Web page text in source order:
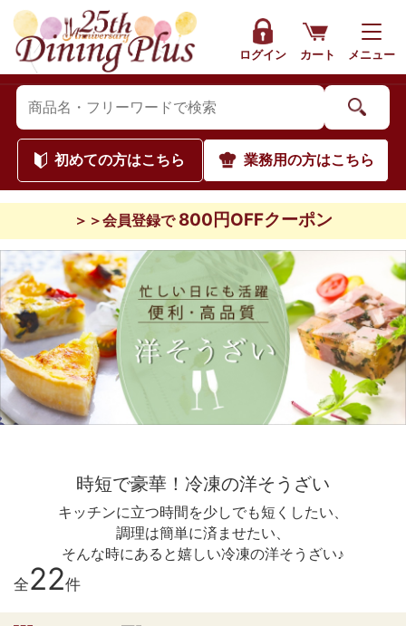
ログイン カート メニュー
初めての方はこちら 業務用の方はこちら
＞＞会員登録で 800円OFFクーポン
時短で豪華！冷凍の洋そうざい
キッチンに立つ時間を少しでも短くしたい、
調理は簡単に済ませたい、
そんな時にあると嬉しい冷凍の洋そうざい♪
全22件